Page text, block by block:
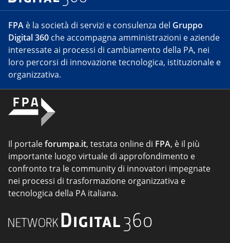
FPA è la società di servizi e consulenza del Gruppo
Digital 360 che accompagna amministrazioni e aziende
interessate ai processi di cambiamento della PA, nei
loro percorsi di innovazione tecnologica, istituzionale e
organizzativa.
Il portaleforumpa.it, testata online di FPA, è il più
importante luogo virtuale di approfondimento e
confronto tra le community di innovatori impegnate
nei processi di trasformazione organizzativa e
tecnologica della PA italiana.